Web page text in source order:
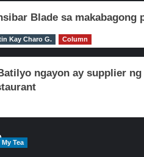
Blade sa makabagong
Kay Charo G.
Column
ngayon ay supplier ng
My Tea